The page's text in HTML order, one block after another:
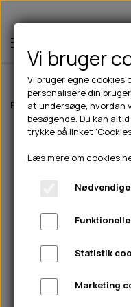
🦴
🍖
TÆNDER,
🐾
TIL
Forside Outdoor
Vi bruger
Vi bruger egne
personalisere din
at undersøge, hvordan
besøgende. Du kan
trykke på linket
Læs mere om cookies
Statistik
Marketing